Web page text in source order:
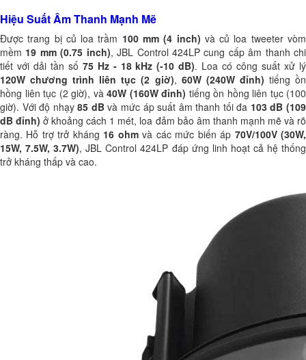
Hiệu Suất Âm Thanh Mạnh Mẽ
Được trang bị củ loa trầm 100 mm (4 inch) và củ loa tweeter vòm
mềm 19 mm (0.75 inch), JBL Control 424LP cung cấp âm thanh chi
tiết với dải tần số 75 Hz - 18 kHz (-10 dB). Loa có công suất xử lý
120W chương trình liên tục (2 giờ), 60W (240W đỉnh) tiếng ồn
hồng liên tục (2 giờ), và 40W (160W đỉnh) tiếng ồn hồng liên tục (100
giờ). Với độ nhạy85 dBvà mức áp suất âm thanh tối đa 103 dB (109
dB đỉnh) ở khoảng cách 1 mét, loa đảm bảo âm thanh mạnh mẽ và rõ
ràng. Hỗ trợ trở kháng 16 ohmvà các mức biến áp 70V/100V (30W,
15W, 7.5W, 3.7W), JBL Control 424LP đáp ứng linh hoạt cả hệ thống
trở kháng thấp và cao.